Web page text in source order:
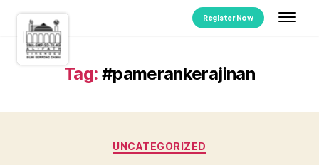
Register Now
Tag: #pamerankerajinan
UNCATEGORIZED